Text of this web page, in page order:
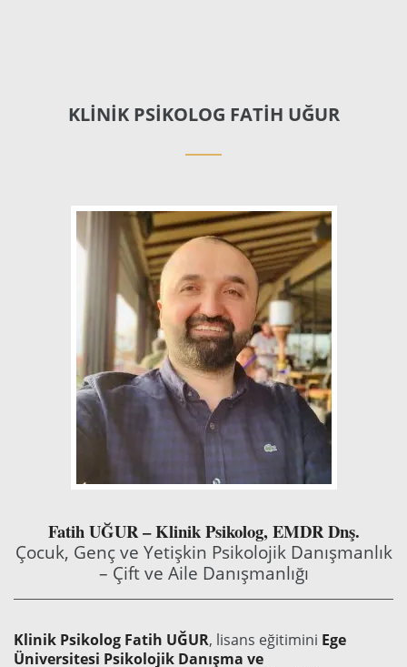
KLINIK PSIKOLOG FATIH UĞUR
Fatih UĞUR – Klinik Psikolog, EMDR Dnş.
Çocuk, Genç ve Yetişkin Psikolojik Danışmanlık
– Çift ve Aile Danışmanlığı
Klinik Psikolog Fatih UĞUR, lisans eğitimini Ege
Üniversitesi Psikolojik Danışma ve